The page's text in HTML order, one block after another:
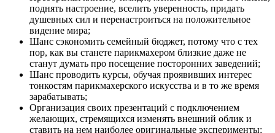
поднять настроение, вселить уверенность, придать
душевных сил и перенастроиться на положительное
видение мира;
Шанс сэкономить семейный бюджет, потому что с тех
пор, как вы станете парикмахером близкие даже не
станут думать про посещение посторонних заведений;
Шанс проводить курсы, обучая проявивших интерес
тонкостям парикмахерского искусства и в то же время
зарабатывать;
Организация своих презентаций с подключением
желающих, стремящихся изменять внешний облик и
ставить на нем наиболее оригинальные эксперименты;